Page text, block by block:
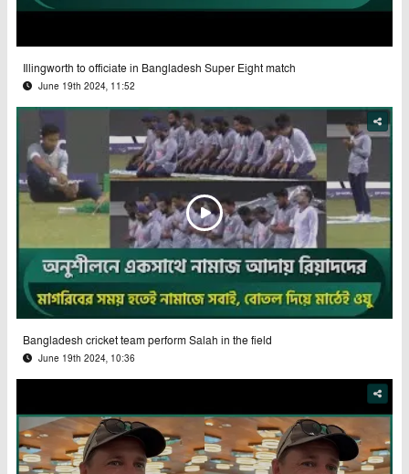
Illingworth to officiate in Bangladesh Super Eight match
June 19th 2024, 11:52
Bangladesh cricket team perform Salah in the field
June 19th 2024, 10:36